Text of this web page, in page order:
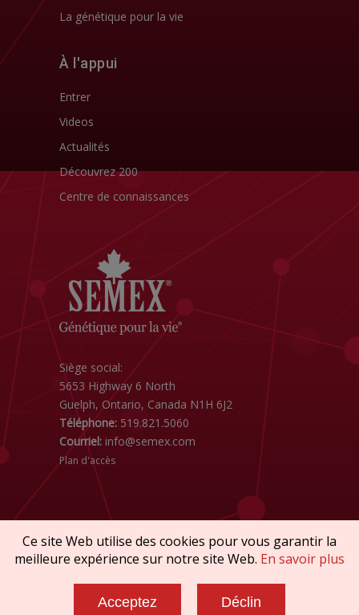
La génétique pour la vie
À l'appui
Entrer
Videos
Actualités
Découvrez 200
Centre de connaissances
Siège social:
5653 Highway 6 North
Guelph, Ontario, Canada N1H 6J2
Téléphone: 519.821.5060
Courriel: info@semex.com
Plan d'accès
Droit d'auteur © 2026 SEMEX. Tous droits
Politiques et Conformité
Ce site Web utilise des cookies pour vous garantir la
meilleure expérience sur notre site Web. En savoir plus
Acceptez Déclin